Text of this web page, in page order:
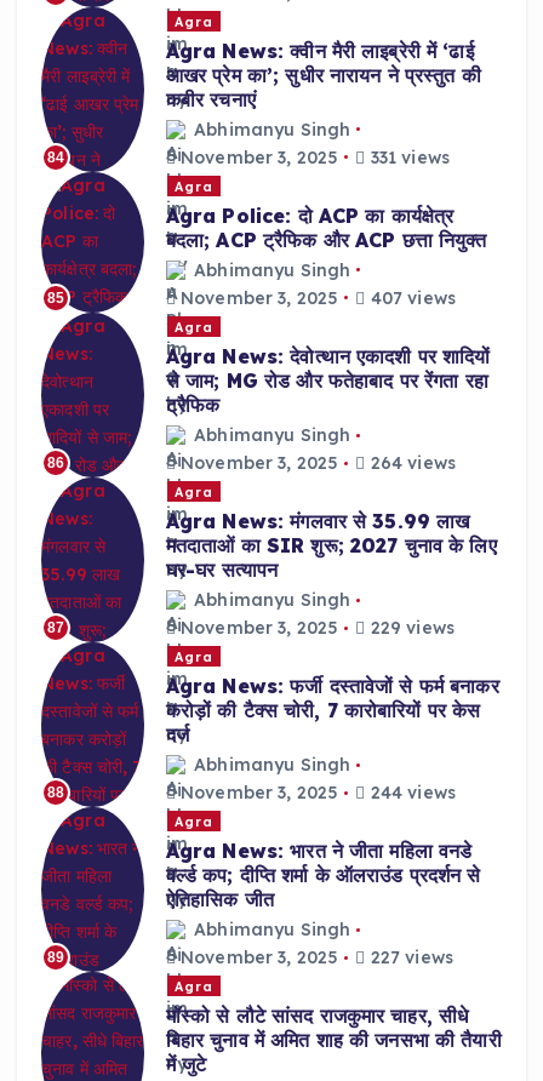
84
Agra
Agra News: क्वीन मैरी लाइब्रेरी में ‘ढाई
आखर प्रेम का’; सुधीर नारायन ने प्रस्तुत की
कबीर रचनाएं
Abhimanyu Singh
November 3, 2025
331 views
85
Agra
Agra Police: दो ACP का कार्यक्षेत्र
बदला; ACP ट्रैफिक और ACP छत्ता नियुक्त
Abhimanyu Singh
November 3, 2025
407 views
86
Agra
Agra News: देवोत्थान एकादशी पर शादियों
से जाम; MG रोड और फतेहाबाद पर रेंगता रहा
ट्रैफिक
Abhimanyu Singh
November 3, 2025
264 views
87
Agra
Agra News: मंगलवार से 35.99 लाख
मतदाताओं का SIR शुरू; 2027 चुनाव के लिए
घर-घर सत्यापन
Abhimanyu Singh
November 3, 2025
229 views
88
Agra
Agra News: फर्जी दस्तावेजों से फर्म बनाकर
करोड़ों की टैक्स चोरी, 7 कारोबारियों पर केस
दर्ज
Abhimanyu Singh
November 3, 2025
244 views
89
Agra
Agra News: भारत ने जीता महिला वनडे
वर्ल्ड कप; दीप्ति शर्मा के ऑलराउंड प्रदर्शन से
ऐतिहासिक जीत
Abhimanyu Singh
November 3, 2025
227 views
Agra
मॉस्को से लौटे सांसद राजकुमार चाहर, सीधे
बिहार चुनाव में अमित शाह की जनसभा की तैयारी
में जुटे